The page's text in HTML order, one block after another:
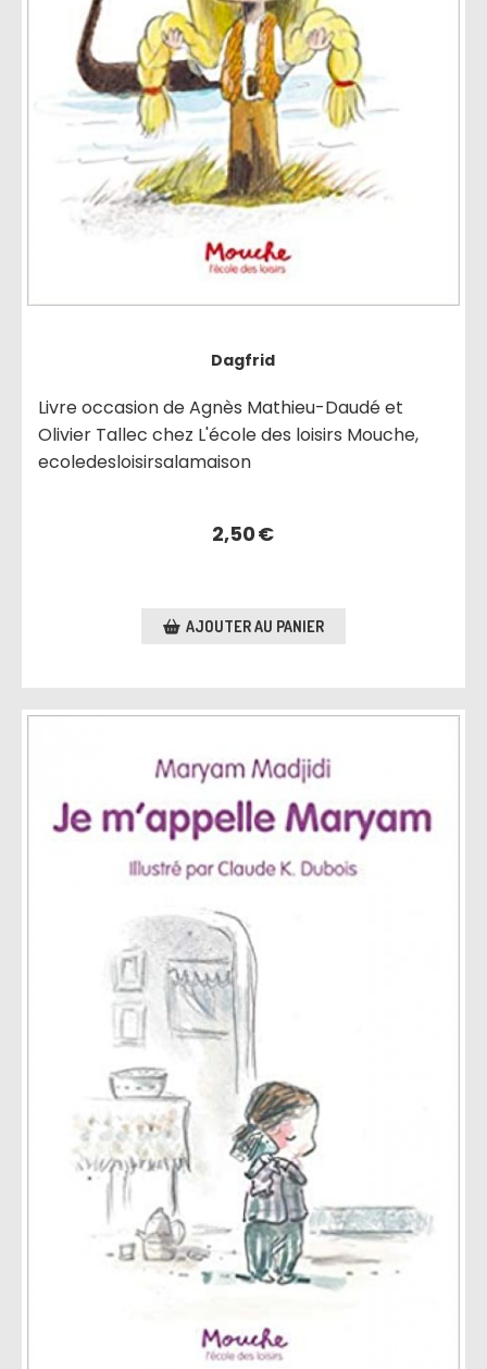
Dagfrid
Livre occasion de Agnès Mathieu-Daudé et
Olivier Tallec chez L'école des loisirs Mouche,
ecoledesloisirsalamaison
2,50€
AJOUTER AU PANIER